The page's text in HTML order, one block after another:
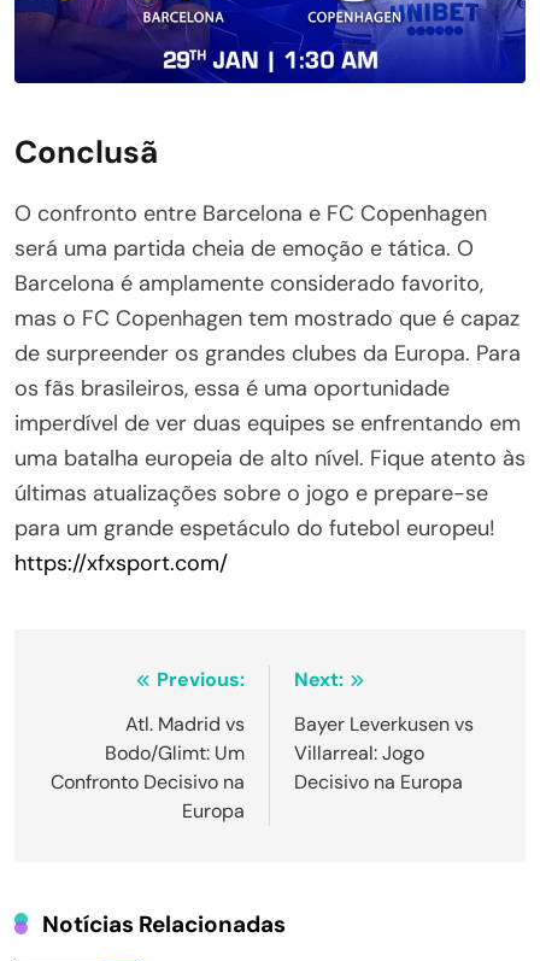
Conclusã
O confronto entre Barcelona e FC Copenhagen
será uma partida cheia de emoção e tática. O
Barcelona é amplamente considerado favorito,
mas o FC Copenhagen tem mostrado que é capaz
de surpreender os grandes clubes da Europa. Para
os fãs brasileiros, essa é uma oportunidade
imperdível de ver duas equipes se enfrentando em
uma batalha europeia de alto nível. Fique atento às
últimas atualizações sobre o jogo e prepare-se
para um grande espetáculo do futebol europeu!
https://xfxsport.com/
Navegação
Post
Previous:
Atl. Madrid vs
Bodo/Glimt: Um
Confronto Decisivo na
Europa
Next:
Bayer Leverkusen vs
Villarreal: Jogo
Decisivo na Europa
Notícias Relacionadas